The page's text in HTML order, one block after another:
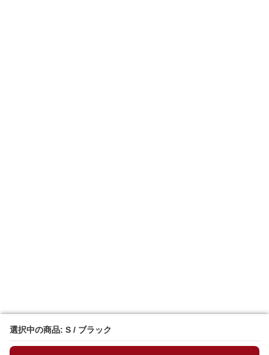
選択中の商品: S / ブラック
選択中の商品: S / ブラック